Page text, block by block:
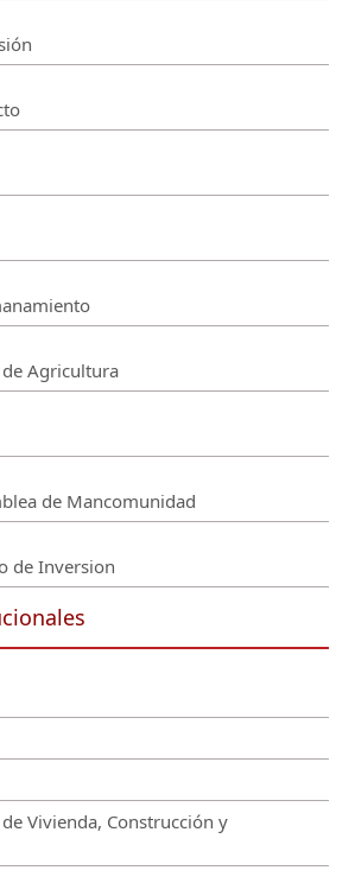
Agricultura
de Mancomunidad
de Inversion
Vivienda, Construcción y